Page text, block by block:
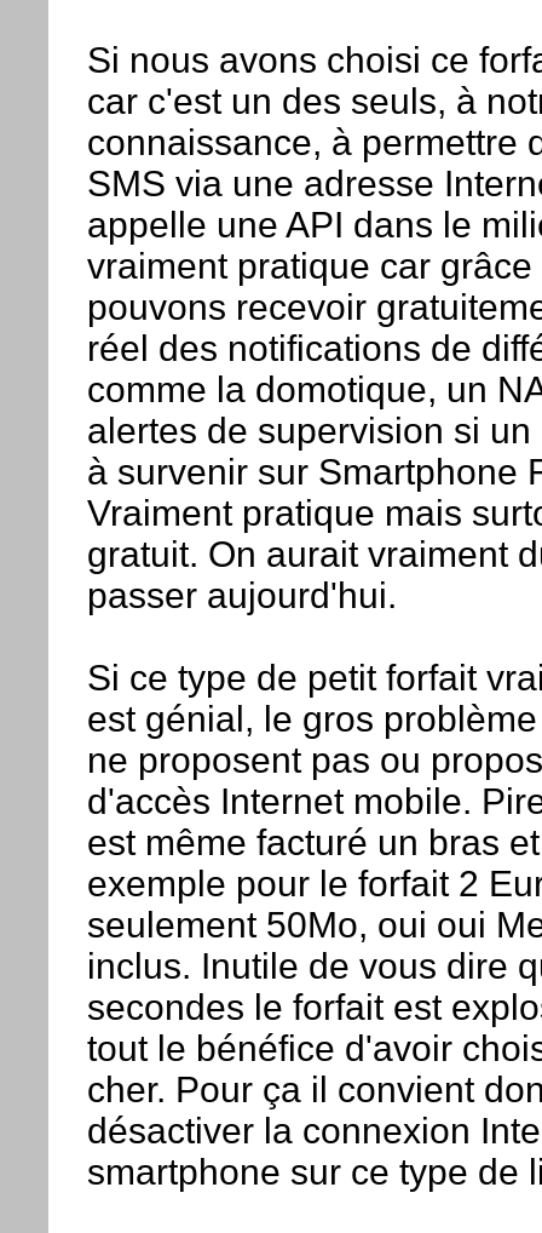
Si nous avons choisi ce
car c'est un des seuls, à
connaissance, à permettre
SMS via une adresse
appelle une API dans le
vraiment pratique car
pouvons recevoir
réel des notifications de
comme la domotique, un
alertes de supervision si
à survenir sur Smartphone
Vraiment pratique mais
gratuit. On aurait vraiment
passer aujourd'hui.
Si ce type de petit forfait
est génial, le gros
ne proposent pas ou
d'accès Internet mobile.
est même facturé un bras
exemple pour le forfait 2
seulement 50Mo, oui oui
inclus. Inutile de vous dire
secondes le forfait est
tout le bénéfice d'avoir
cher. Pour ça il convient
désactiver la connexion
smartphone sur ce type de